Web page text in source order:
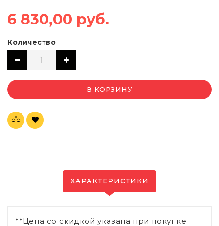
6 830,00 руб.
Количество
В КОРЗИНУ
ХАРАКТЕРИСТИКИ
**Цена со скидкой указана при покупке